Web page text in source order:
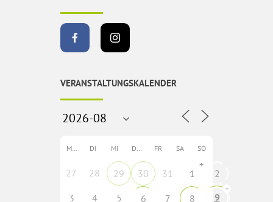
VERANSTALTUNGSKALENDER
MO DI MI DO FR SA SO
27 28 29 30 31 1
+
2
3
4 5 6 7 8 9
+